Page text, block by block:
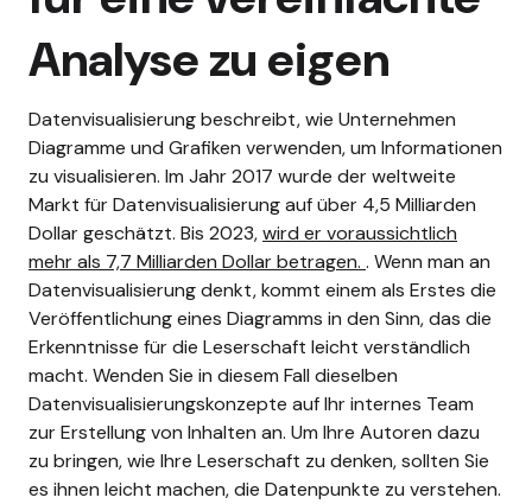
Analyse zu eigen
Datenvisualisierung beschreibt, wie Unternehmen
Diagramme und Grafiken verwenden, um Informationen
zu visualisieren. Im Jahr 2017 wurde der weltweite
Markt für Datenvisualisierung auf über 4,5 Milliarden
Dollar geschätzt. Bis 2023,wird er voraussichtlich
mehr als 7,7 Milliarden Dollar betragen. . Wenn man an
Datenvisualisierung denkt, kommt einem als Erstes die
Veröffentlichung eines Diagramms in den Sinn, das die
Erkenntnisse für die Leserschaft leicht verständlich
macht. Wenden Sie in diesem Fall dieselben
Datenvisualisierungskonzepte auf Ihr internes Team
zur Erstellung von Inhalten an. Um Ihre Autoren dazu
zu bringen, wie Ihre Leserschaft zu denken, sollten Sie
es ihnen leicht machen, die Datenpunkte zu verstehen.